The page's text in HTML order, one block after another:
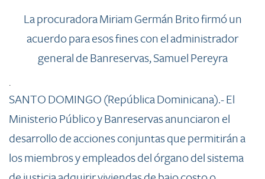
La procuradora Miriam Germán Brito firmó un
acuerdo para esos fines con el administrador
general de Banreservas, Samuel Pereyra
.
SANTO DOMINGO (República Dominicana).- El
Ministerio Público y Banreservas anunciaron el
desarrollo de acciones conjuntas que permitirán a
los miembros y empleados del órgano del sistema